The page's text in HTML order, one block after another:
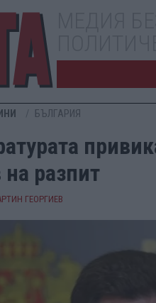
БЪЛГАРИЯ
на разпит
ГЕОРГИЕВ